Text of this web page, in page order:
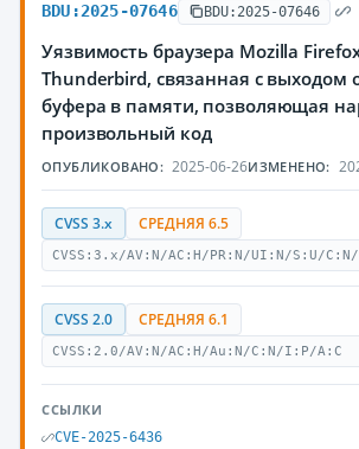
BDU:2025-07646 BDU:2025-07646
Уязвимость браузера Mozilla
Thunderbird, связанная с выходом
буфера в памяти, позволяющая
произвольный код
ОПУБЛИКОВАНО: 2025-06-26ИЗМЕНЕНО:
CVSS 3.x СРЕДНЯЯ 6.5
CVSS:3.x/AV:N/AC:H/PR:N/UI:N/S:U/
CVSS 2.0 СРЕДНЯЯ 6.1
CVSS:2.0/AV:N/AC:H/Au:N/C:N/I:P/A:C
ССЫЛКИ
CVE-2025-6436